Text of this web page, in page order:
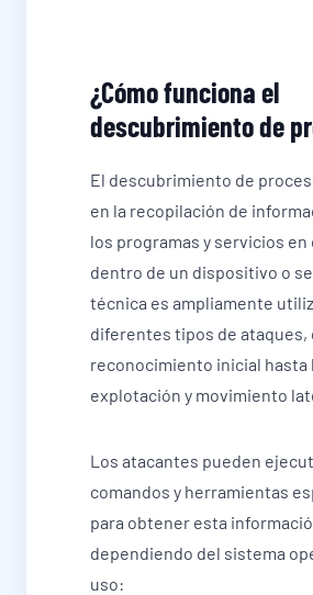
¿Cómo funciona el
descubrimiento de
El descubrimiento de
en la recopilación de
los programas y servicios
dentro de un dispositivo o
técnica es ampliamente
diferentes tipos de ataques,
reconocimiento inicial hasta
explotación y movimiento
Los atacantes pueden
comandos y herramientas
para obtener esta
dependiendo del sistema
uso: